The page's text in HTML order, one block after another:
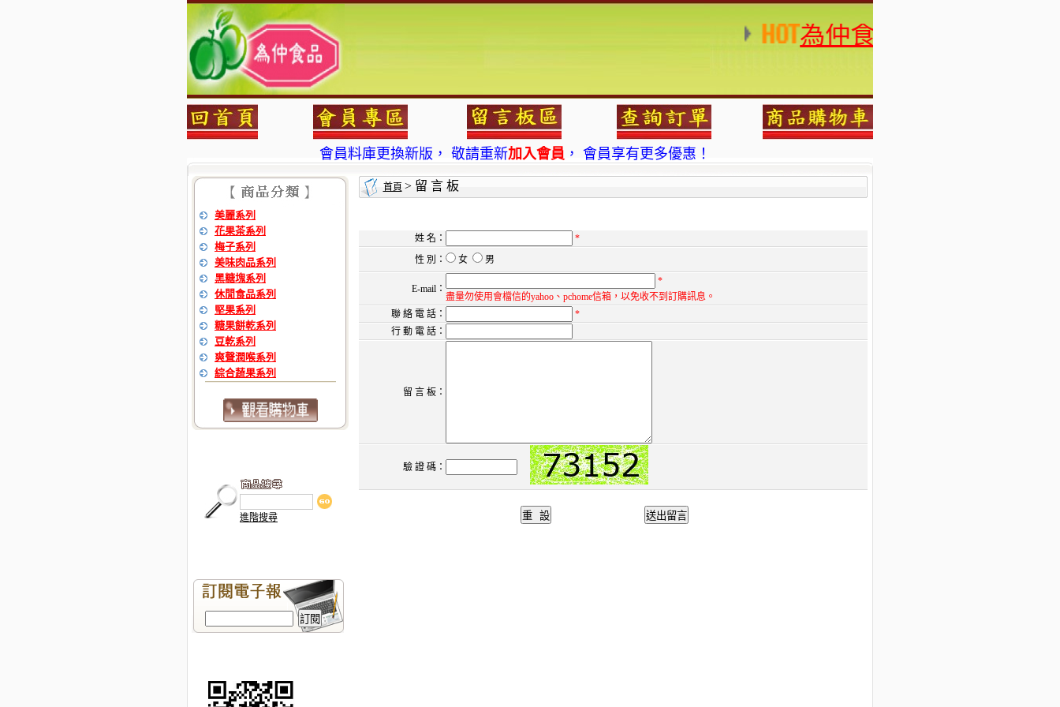
為仲食品 現在也可以7-
會員料庫更換新版， 敬請重新加入會員 ， 會員享有更多優惠！
為仲食品 現在也可以7-11及全家貨到收款，24小時收件更方便！
會員料庫更換新版， 敬請重新加入會員， 會員享有更多優惠！
美麗系列
花果茶系列
梅子系列
美味肉品系列
黑糖塊系列
休閒食品系列
堅果系列
糖果餅乾系列
豆乾系列
爽聲潤喉系列
綜合蔬果系列
進階搜尋
首頁 > 留 言 板
姓 名：
*
性 別：
女 男
E-mail：
*
盡量勿使用會檔信的yahoo、pchome信箱，以免收不到訂購訊息。
聯 絡 電 話：
*
行 動 電 話：
留 言 板：
驗 證 碼：